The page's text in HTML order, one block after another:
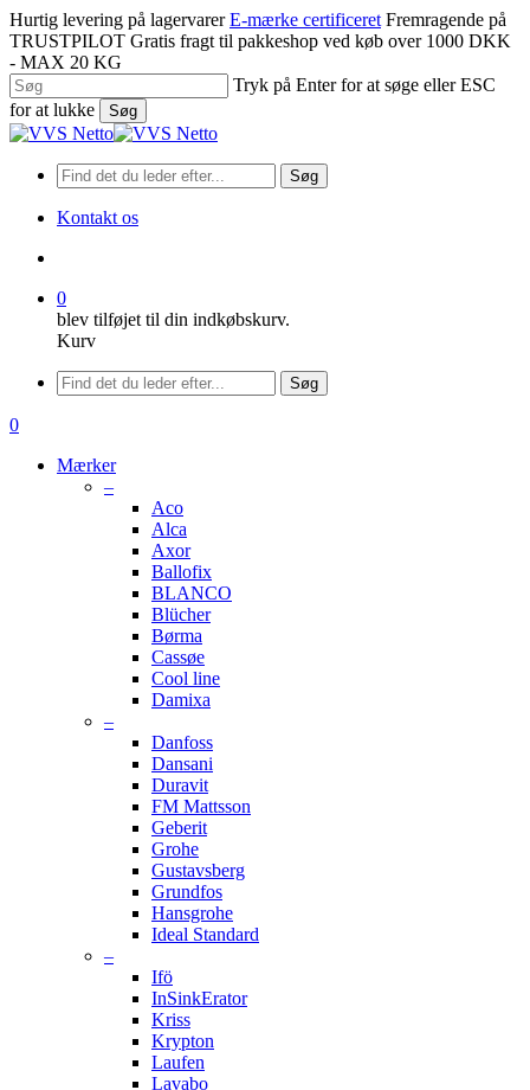
Spring
til
hovedindhold
Hurtig levering på lagervarer E-mærke certificeret Fremragende på
TRUSTPILOT Gratis fragt til pakkeshop ved køb over 1000 DKK
- MAX 20 KG
Tryk på Enter for at søge eller ESC
for at lukke
Søg
Luk
Søg
Kontakt os
0
blev tilføjet til din indkøbskurv.
Kurv
Menu
Søg
søge
0
Mærker
–
Aco
Alca
Axor
Ballofix
BLANCO
Blücher
Børma
Cassøe
Cool line
Damixa
–
Danfoss
Dansani
Duravit
FM Mattsson
Geberit
Grohe
Gustavsberg
Grundfos
Hansgrohe
Ideal Standard
–
Ifö
InSinkErator
Kriss
Krypton
Laufen
Lavabo